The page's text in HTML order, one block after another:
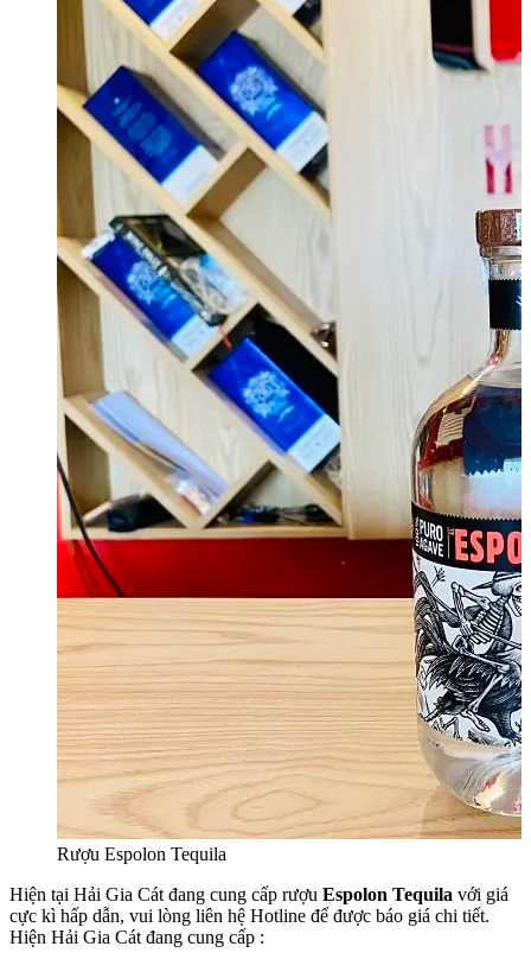
Rượu Espolon Tequila
Hiện tại Hải Gia Cát đang cung cấp rượu Espolon Tequila với giá
cực kì hấp dẫn, vui lòng liên hệ Hotline để được báo giá chi tiết.
Hiện Hải Gia Cát đang cung cấp :